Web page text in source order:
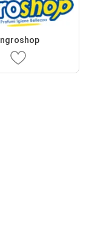
Ingroshop